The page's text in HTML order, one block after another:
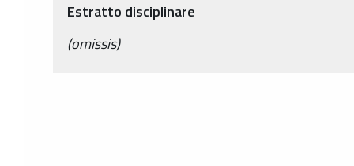
Estratto disciplinare
(omissis)